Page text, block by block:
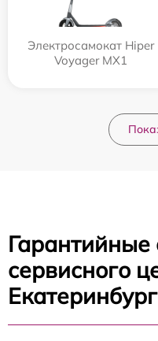
Электросамокат Hiper
Voyager MX1
Гарантийные
сервисного